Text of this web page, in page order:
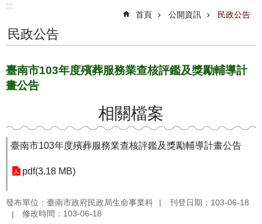
:::
首頁 公開資訊 民政公告
民政公告
臺南市103年度殯葬服務業查核評鑑及獎勵輔導計
畫公告
相關檔案
臺南市103年度殯葬服務業查核評鑑及獎勵輔導計畫公告
pdf(3.18 MB)
發布單位：臺南市政府民政局生命事業科
刊登日期：103-06-18
修改時間：103-06-18